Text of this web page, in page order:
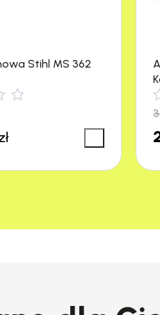
Stihl MS 362